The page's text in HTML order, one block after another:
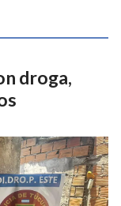
droga,